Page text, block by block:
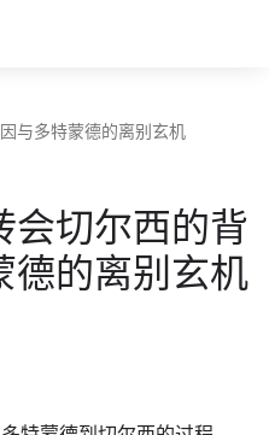
与多特蒙德的离别玄机
会切尔西的背
德的离别玄机